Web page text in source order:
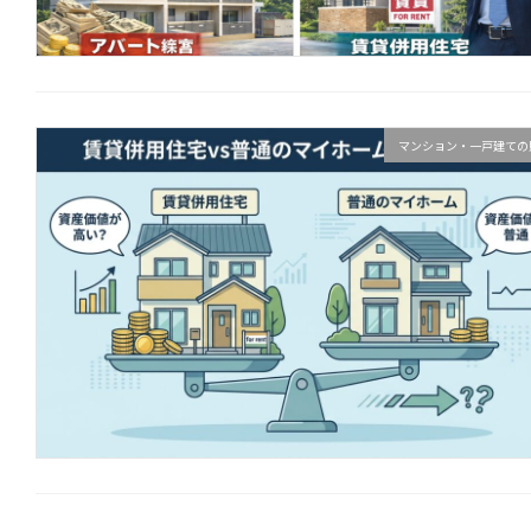
マンション・一戸建て